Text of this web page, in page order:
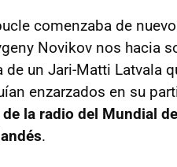
comenzaba de
Novikov nos hacia
de un Jari-Matti Latvala
enzarzados en su
la radio del Mundial
.